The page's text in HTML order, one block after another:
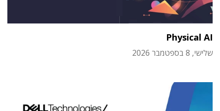
Physical AI
שלישי, 8 בספטמבר 2026